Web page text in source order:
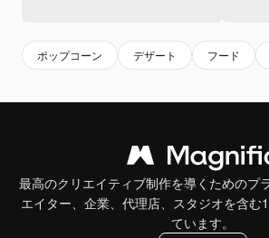
ポップコーン デザート フード
最高のクリエイティブ制作を導くためのプ
エイター、企業、代理店、スタジオを含む
ています。